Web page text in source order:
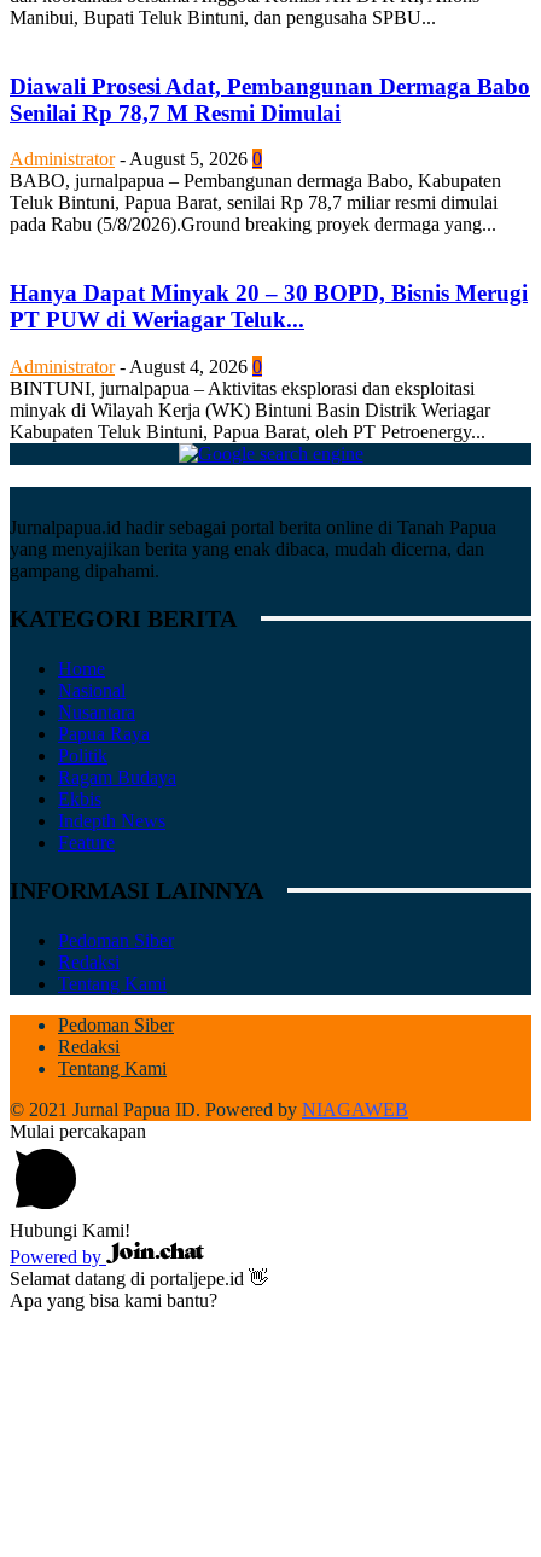
Manibui, Bupati Teluk Bintuni, dan pengusaha SPBU...
Diawali Prosesi Adat, Pembangunan Dermaga Babo
Senilai Rp 78,7 M Resmi Dimulai
Administrator - August 5, 2026 0
BABO, jurnalpapua – Pembangunan dermaga Babo, Kabupaten
Teluk Bintuni, Papua Barat, senilai Rp 78,7 miliar resmi dimulai
pada Rabu (5/8/2026).Ground breaking proyek dermaga yang...
Hanya Dapat Minyak 20 – 30 BOPD, Bisnis Merugi
PT PUW di Weriagar Teluk...
Administrator - August 4, 2026 0
BINTUNI, jurnalpapua – Aktivitas eksplorasi dan eksploitasi
minyak di Wilayah Kerja (WK) Bintuni Basin Distrik Weriagar
Kabupaten Teluk Bintuni, Papua Barat, oleh PT Petroenergy...
Jurnalpapua.id hadir sebagai portal berita online di Tanah Papua
yang menyajikan berita yang enak dibaca, mudah dicerna, dan
gampang dipahami.
KATEGORI BERITA
Home
Nasional
Nusantara
Papua Raya
Politik
Ragam Budaya
Ekbis
Indepth News
Feature
INFORMASI LAINNYA
Pedoman Siber
Redaksi
Tentang Kami
Pedoman Siber
Redaksi
Tentang Kami
© 2021 Jurnal Papua ID. Powered by NIAGAWEB
Mulai percakapan
Hubungi Kami!
Powered by
Selamat datang di portaljepe.id 👋
Apa yang bisa kami bantu?